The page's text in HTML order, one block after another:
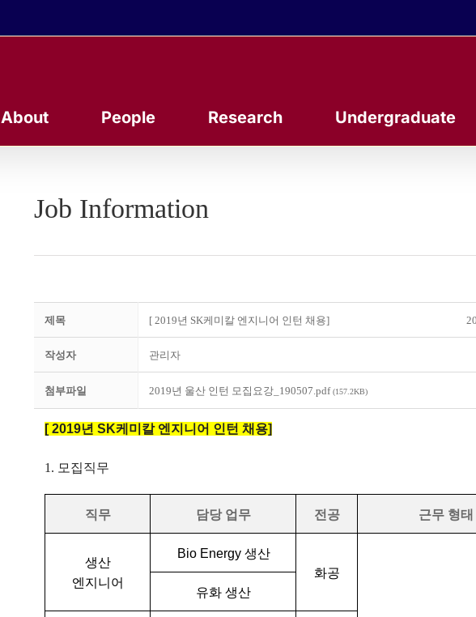
About People Research Undergraduate
Job Information
제목 [ 2019년 SK케미칼 엔지니어 인턴 채용]
작성자 관리자
첨부파일 2019년 울산 인턴 모집요강_190507.pdf(157.2KB)
[ 2019년 SK케미칼 엔지니어 인턴 채용]
1. 모집직무
직무 담당 업무 전공 근무 형태
생산
엔지니어
Bio Energy 생산
화공
유화 생산